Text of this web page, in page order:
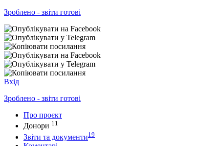
Зроблено - звіти готові
Вхід
Зроблено - звіти готові
Про проєкт
Донори 11
Звіти та документи19